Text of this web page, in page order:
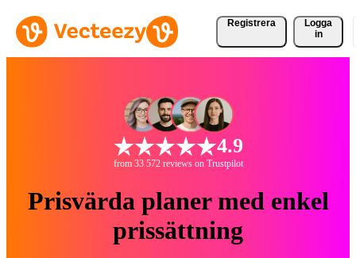
Registrera
Logga
in
4.9
from 33 572 reviews on Trustpilot
Prisvärda planer med enkel
prissättning